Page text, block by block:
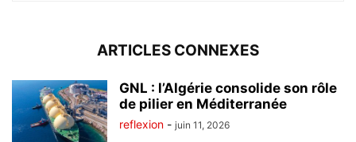
ARTICLES CONNEXES
GNL : l’Algérie consolide son rôle
de pilier en Méditerranée
reflexion - juin 11, 2026